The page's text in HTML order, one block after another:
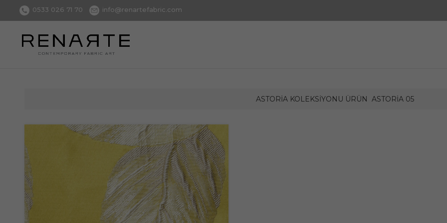
0533 026 71 70 info@renartefabric.com
ASTORIA KOLEKSIYONU ÜRÜN ASTORIA 05